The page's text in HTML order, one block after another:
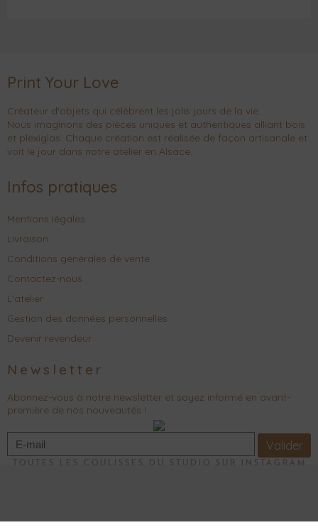
Print Your Love
Créateur d'objets qui célèbrent les jolis jours de la vie.
Nous imaginons des pièces uniques et authentiques alliant bois
et plexiglas. Chaque création est réalisée de façon artisanale et
voit le jour dans notre atelier en Alsace.
Infos pratiques
Mentions légales
Livraison
Conditions générales de vente
Contactez-nous
L'atelier
Gestion des données personnelles
Devenir revendeur
Newsletter
Abonnez-vous à notre newsletter et soyez informé en avant-
première de nos nouveautés !
Valider
TOUTES LES COULISSES DU STUDIO SUR INSTAGRAM